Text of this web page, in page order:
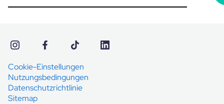
Cookie-Einstellungen
Nutzungsbedingungen
Datenschutzrichtlinie
Sitemap